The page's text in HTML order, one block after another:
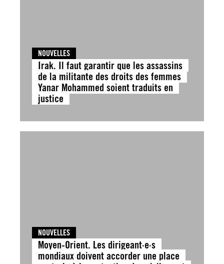
NOUVELLES
Irak. Il faut garantir que les assassins
de la militante des droits des femmes
Yanar Mohammed soient traduits en
justice
NOUVELLES
Moyen-Orient. Les dirigeant·e·s
mondiaux doivent accorder une place